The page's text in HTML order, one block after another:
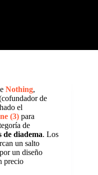
Nothing,
de
el
(3) para
de
de diadema. Los
un salto
un diseño
precio